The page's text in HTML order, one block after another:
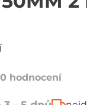
0 hodnocení